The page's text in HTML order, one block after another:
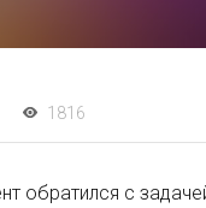
1816
обратился с